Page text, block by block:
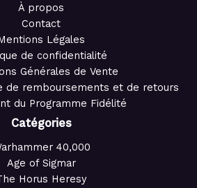
À propos
Contact
Légales
de confidentialité
Générales de Vente
de remboursements et de retours
du Programme Fidélité
Catégories
40,000
Age of Sigmar
Horus Heresy